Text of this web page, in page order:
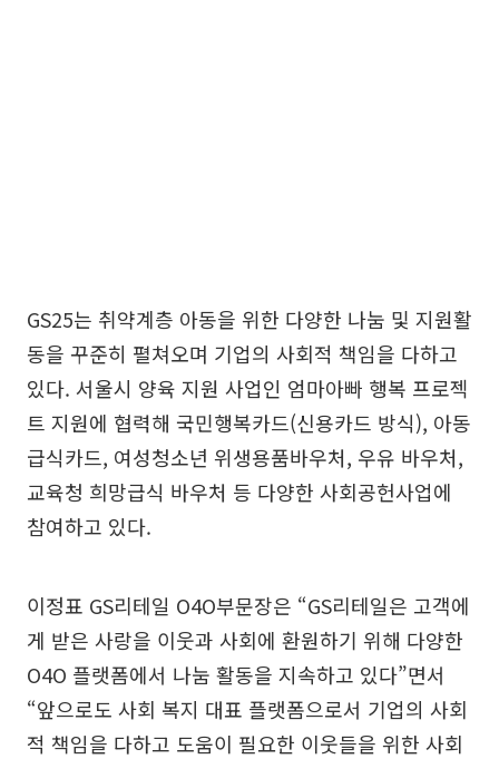
GS25는 취약계층 아동을 위한 다양한 나눔 및 지원활
동을 꾸준히 펼쳐오며 기업의 사회적 책임을 다하고
있다. 서울시 양육 지원 사업인 엄마아빠 행복 프로젝
트 지원에 협력해 국민행복카드(신용카드 방식), 아동
급식카드, 여성청소년 위생용품바우처, 우유 바우처,
교육청 희망급식 바우처 등 다양한 사회공헌사업에
참여하고 있다.
이정표 GS리테일 O4O부문장은 “GS리테일은 고객에
게 받은 사랑을 이웃과 사회에 환원하기 위해 다양한
O4O 플랫폼에서 나눔 활동을 지속하고 있다”면서
“앞으로도 사회 복지 대표 플랫폼으로서 기업의 사회
적 책임을 다하고 도움이 필요한 이웃들을 위한 사회